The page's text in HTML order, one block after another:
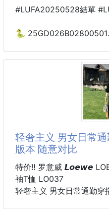
洗後一整天都覺得清爽、
可依依不同狀況選不同款
💜 鼠尾草👉 日常清爽首
#LUFA20250528結單
🐍 25GD026B02800501
⭕️當寶寶吸奶巾⭕️多種
✨親膚呵護嬰兒肌超吸水
🔼馬卡龍色系🔼
動物刺繡超讚超好看
✔️超吸水材質，吸水力強
轻奢主义 男女日常
版本 随意对比
特价‼️ 罗意威 𝙇𝙤𝙚𝙬𝙚 LOEWE 26SS 昂跑联名印花短
袖T恤 LO037
轻奢主义 男女日常通勤穿搭必备单品